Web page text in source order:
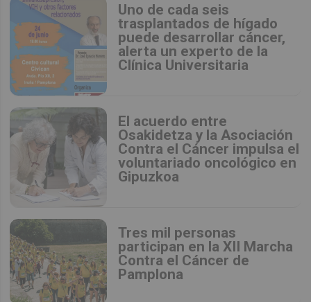
Uno de cada seis
trasplantados de hígado
puede desarrollar cáncer,
alerta un experto de la
Clínica Universitaria
El acuerdo entre
Osakidetza y la Asociación
Contra el Cáncer impulsa el
voluntariado oncológico en
Gipuzkoa
Tres mil personas
participan en la XII Marcha
Contra el Cáncer de
Pamplona